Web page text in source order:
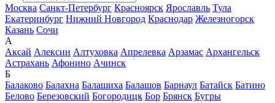
Москва Санкт-Петербург Красноярск Ярославль Тула
Екатеринбург Нижний Новгород Краснодар Железногорск
Казань Сочи
А
Аксай Алексин Алтуховка Апрелевка Арзамас Архангельск
Астрахань Афонино Ачинск
Б
Балаково Балахна Балашиха Балашов Барнаул Батайск Батино
Белово Березовский Богородицк Бор Брянск Бугры